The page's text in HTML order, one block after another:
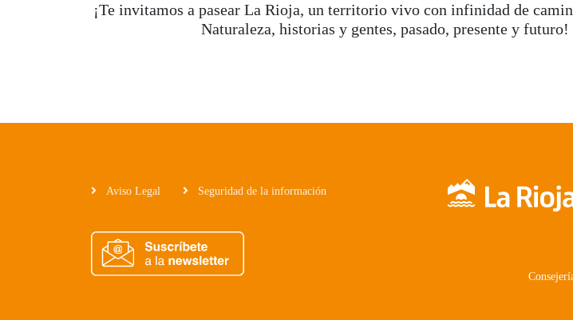
¡Te invitamos a pasear La Rioja, un territorio vivo con infinidad de
Naturaleza, historias y gentes, pasado, presente y futuro!
Aviso Legal Seguridad de la información